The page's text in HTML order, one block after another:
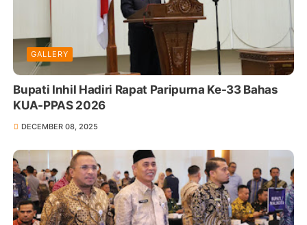
GALLERY
Bupati Inhil Hadiri Rapat Paripurna Ke-33 Bahas
KUA-PPAS 2026
DECEMBER 08, 2025